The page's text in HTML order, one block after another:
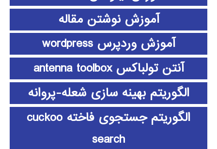
آموزش نوشتن مقاله
آموزش وردپرس wordpress
آنتن تولباکس antenna toolbox
الگوریتم بهینه سازی شعله-پروانه
الگوریتم جستجوی فاخته cuckoo
search